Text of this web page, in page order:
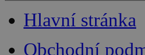
Hlavní stránka
Obchodní